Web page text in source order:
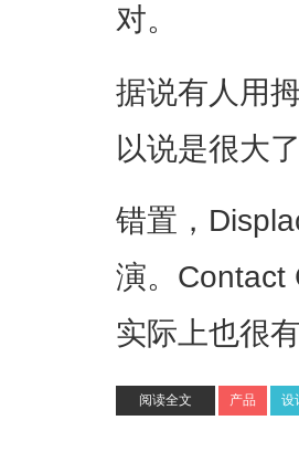
对。
据说有人用
以说是很大了
错置，
演。Contact
实际上也很
阅读全文 产品 设